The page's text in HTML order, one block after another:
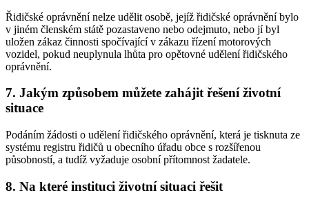
Řidičské oprávnění nelze udělit osobě, jejíž řidičské oprávnění bylo
v jiném členském státě pozastaveno nebo odejmuto, nebo jí byl
uložen zákaz činnosti spočívající v zákazu řízení motorových
vozidel, pokud neuplynula lhůta pro opětovné udělení řidičského
oprávnění.
7. Jakým způsobem můžete zahájit řešení životní
situace
Podáním žádosti o udělení řidičského oprávnění, která je tisknuta ze
systému registru řidičů u obecního úřadu obce s rozšířenou
působností, a tudíž vyžaduje osobní přítomnost žadatele.
8. Na které instituci životní situaci řešit